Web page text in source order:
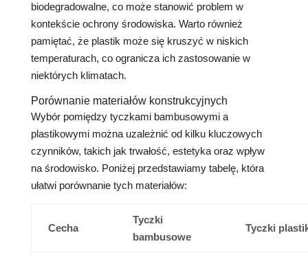
biodegradowalne, co może stanowić problem w
kontekście ochrony środowiska. Warto również
pamiętać, że plastik może się kruszyć w niskich
temperaturach, co ogranicza ich zastosowanie w
niektórych klimatach.
Porównanie materiałów konstrukcyjnych
Wybór pomiędzy tyczkami bambusowymi a
plastikowymi można uzależnić od kilku kluczowych
czynników, takich jak trwałość, estetyka oraz wpływ
na środowisko. Poniżej przedstawiamy tabelę, która
ułatwi porównanie tych materiałów:
Cecha
Tyczki
bambusowe
Tyczki